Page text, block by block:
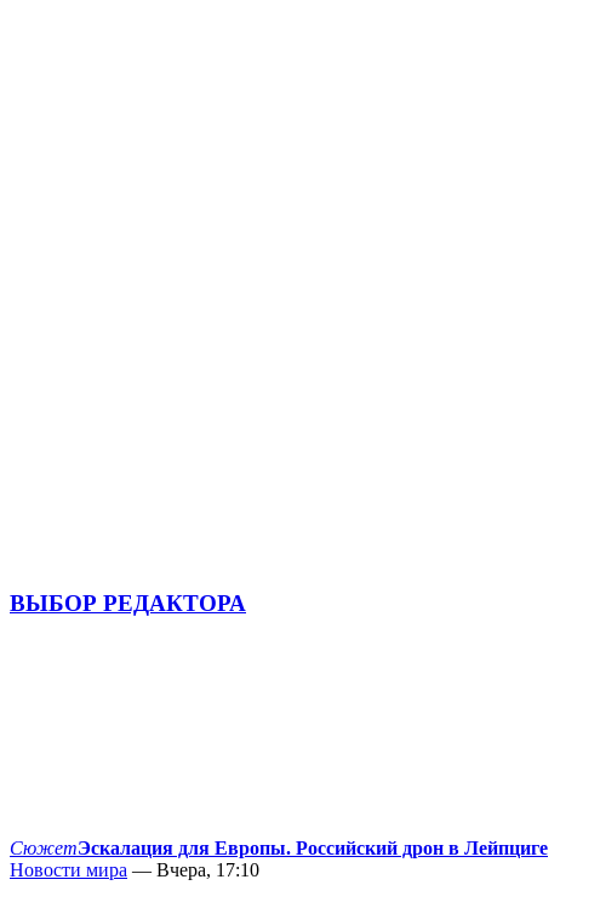
ВЫБОР РЕДАКТОРА
СюжетЭскалация для Европы. Российский дрон в Лейпциге
Новости мира — Вчера, 17:10